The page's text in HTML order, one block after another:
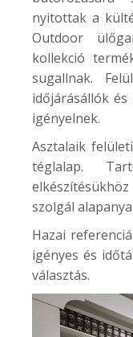
nyitottak a
Outdoor
kollekció
sugallnak.
időjárásállók
igényelnek.
Asztalaik
téglalap.
szolgál
Hazai
igényes és
választás.